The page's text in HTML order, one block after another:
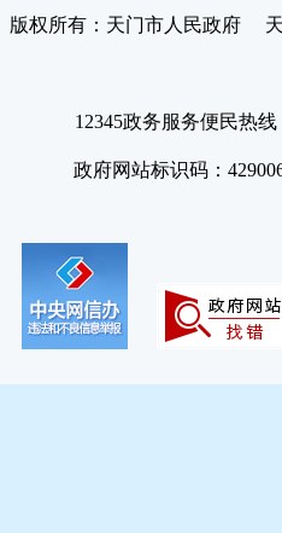
版权所有：天门市人民政府
12345政务服务便民热
政府网站标识码：